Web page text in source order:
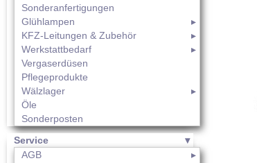
Sonderanfertigungen
Glühlampen
KFZ-Leitungen & Zubehör
Werkstattbedarf
Vergaserdüsen
Pflegeprodukte
Wälzlager
Öle
Sonderposten
Service
AGB